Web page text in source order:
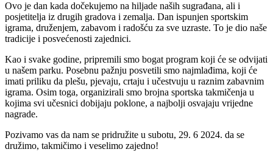
Ovo je dan kada dočekujemo na hiljade naših sugrađana, ali i
posjetitelja iz drugih gradova i zemalja. Dan ispunjen sportskim
igrama, druženjem, zabavom i radošću za sve uzraste. To je dio naše
tradicije i posvećenosti zajednici.
Kao i svake godine, pripremili smo bogat program koji će se odvijati
u našem parku. Posebnu pažnju posvetili smo najmlađima, koji će
imati priliku da plešu, pjevaju, crtaju i učestvuju u raznim zabavnim
igrama. Osim toga, organizirali smo brojna sportska takmičenja u
kojima svi učesnici dobijaju poklone, a najbolji osvajaju vrijedne
nagrade.
Pozivamo vas da nam se pridružite u subotu, 29. 6 2024. da se
družimo, takmičimo i veselimo zajedno!